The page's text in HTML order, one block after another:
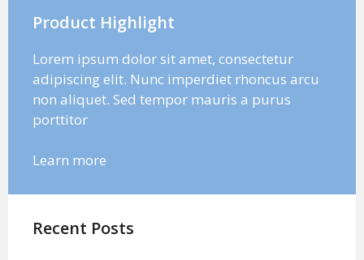
Product Highlight
Lorem ipsum dolor sit amet, consectetur
adipiscing elit. Nunc imperdiet rhoncus arcu
non aliquet. Sed tempor mauris a purus
porttitor
Learn more
Recent Posts